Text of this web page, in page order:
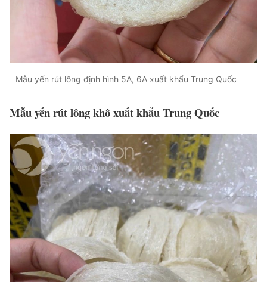
Mẫu yến rút lông định hình 5A, 6A xuất khẩu Trung Quốc
Mẫu yến rút lông khô xuất khẩu Trung Quốc